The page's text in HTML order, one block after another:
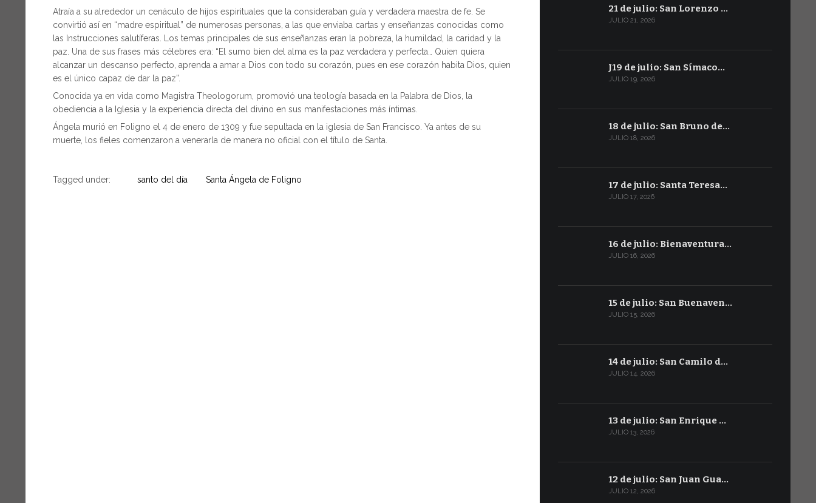
Atraía a su alrededor un cenáculo de hijos espirituales que la consideraban guía y verdadera maestra de fe. Se
convirtió así en “madre espiritual” de numerosas personas, a las que enviaba cartas y enseñanzas conocidas como
las Instrucciones salutíferas. Los temas principales de sus enseñanzas eran la pobreza, la humildad, la caridad y la
paz. Una de sus frases más célebres era: “El sumo bien del alma es la paz verdadera y perfecta… Quien quiera
alcanzar un descanso perfecto, aprenda a amar a Dios con todo su corazón, pues en ese corazón habita Dios, quien
es el único capaz de dar la paz”.
Conocida ya en vida como Magistra Theologorum, promovió una teología basada en la Palabra de Dios, la
obediencia a la Iglesia y la experiencia directa del divino en sus manifestaciones más íntimas.
Ángela murió en Foligno el 4 de enero de 1309 y fue sepultada en la iglesia de San Francisco. Ya antes de su
muerte, los fieles comenzaron a venerarla de manera no oficial con el título de Santa.
Tagged under: santo del día Santa Ángela de Foligno
21 de julio: San Lorenzo …
JULIO 21, 2026
J19 de julio: San Símaco…
JULIO 19, 2026
18 de julio: San Bruno de…
JULIO 18, 2026
17 de julio: Santa Teresa…
JULIO 17, 2026
16 de julio: Bienaventura…
JULIO 16, 2026
15 de julio: San Buenaven…
JULIO 15, 2026
14 de julio: San Camilo d…
JULIO 14, 2026
13 de julio: San Enrique …
JULIO 13, 2026
12 de julio: San Juan Gua…
JULIO 12, 2026